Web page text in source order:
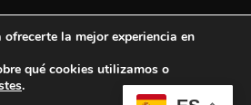
Ramírez de Arellano Rayo
la mejor experiencia en
qué cookies utilizamos o
.